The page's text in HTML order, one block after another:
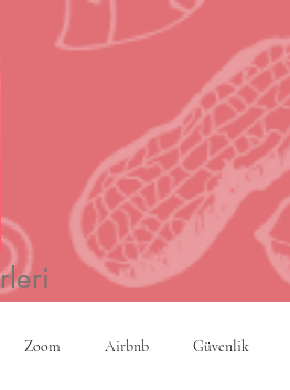
Zoom Airbnb Güvenlik